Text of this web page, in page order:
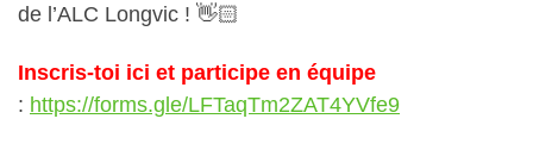
de l’ALC Longvic ! 👋🏻
Inscris-toi ici et participe en équipe
: https://forms.gle/LFTaqTm2ZAT4YVfe9